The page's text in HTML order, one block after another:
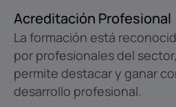
Acreditación Profesional
La formación está
por profesionales del
permite destacar y ganar
desarrollo profesional.